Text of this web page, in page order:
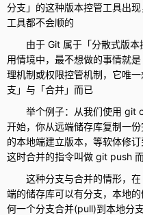
分支」的这种版本控管工具出
工具都不会顺的
由于 Git 属于「分散式版
用情境中，最不想做的事情就
理机制或权限控管机制，它唯
支」与「合并」而已
举个例子：从我们使用 git
开始，你从远端储存库复制一
的本地端建立版本，等软体修
这时合并的指令叫做 git push
这种分支与合并的情形，
端的储存库可以有分支，本地
何一个分支合并(pull)到本地分